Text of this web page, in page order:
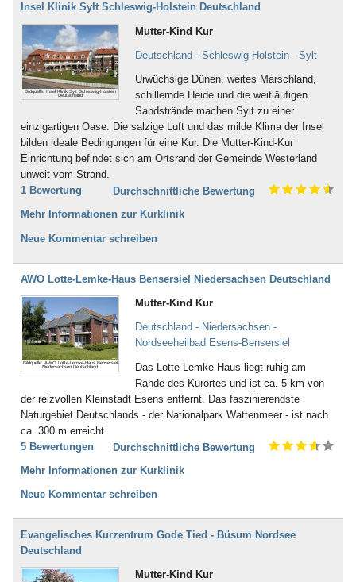
Insel Klinik Sylt Schleswig-Holstein Deutschland
Bildquelle: Insel Klinik Sylt Schleswig-Holstein
Deutschland
Mutter-Kind Kur
Deutschland - Schleswig-Holstein - Sylt
Urwüchsige Dünen, weites Marschland,
schillernde Heide und die weitläufigen
Sandstrände machen Sylt zu einer
einzigartigen Oase. Die salzige Luft und das milde Klima der Insel
bilden ideale Bedingungen für eine Kur. Die Mutter-Kind-Kur
Einrichtung befindet sich am Ortsrand der Gemeinde Westerland
unweit vom Strand.
1 Bewertung
Durchschnittliche Bewertung
Mehr Informationen zur Kurklinik
Neue Kommentar schreiben
AWO Lotte-Lemke-Haus Bensersiel Niedersachsen Deutschland
Bildquelle: AWO Lotte-Lemke-Haus Bensersiel
Niedersachsen Deutschland
Mutter-Kind Kur
Deutschland - Niedersachsen -
Nordseeheilbad Esens-Bensersiel
Das Lotte-Lemke-Haus liegt ruhig am
Rande des Kurortes und ist ca. 5 km von
der reizvollen Kleinstadt Esens entfernt. Das faszinierendste
Naturgebiet Deutschlands - der Nationalpark Wattenmeer - ist nach
ca. 300 m erreicht.
5 Bewertungen
Durchschnittliche Bewertung
Mehr Informationen zur Kurklinik
Neue Kommentar schreiben
Evangelisches Kurzentrum Gode Tied - Büsum Nordsee
Deutschland
Mutter-Kind Kur